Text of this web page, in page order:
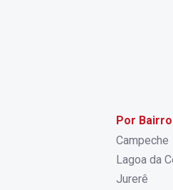
Por
Campeche
Lagoa da
Jurerê